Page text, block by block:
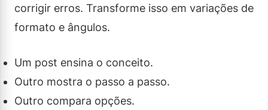
corrigir erros. Transforme isso em variações de
formato e ângulos.
Um post ensina o conceito.
Outro mostra o passo a passo.
Outro compara opções.